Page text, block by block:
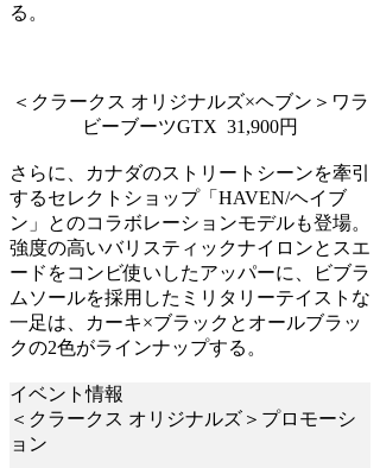
る。
＜クラークス オリジナルズ×ヘブン＞ワラ
ビーブーツGTX 31,900円
さらに、カナダのストリートシーンを牽引
するセレクトショップ「HAVEN/ヘイブ
ン」とのコラボレーションモデルも登場。
強度の高いバリスティックナイロンとスエ
ードをコンビ使いしたアッパーに、ビブラ
ムソールを採用したミリタリーテイストな
一足は、カーキ×ブラックとオールブラッ
クの2色がラインナップする。
イベント情報
＜クラークス オリジナルズ＞プロモーシ
ョン